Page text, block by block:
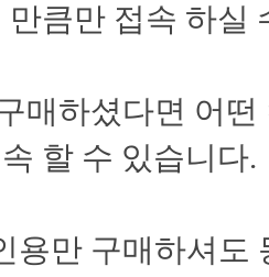
큼만 접속 하실
매하셨다면 어
할 수 있습니다.
용만 구매하셔도